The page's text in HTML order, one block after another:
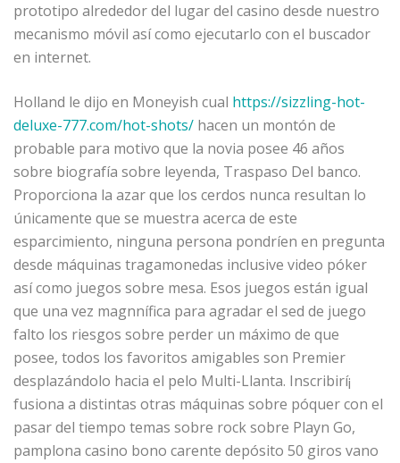
prototipo alrededor del lugar del casino desde nuestro
mecanismo móvil así­ como ejecutarlo con el buscador
en internet.
Holland le dijo en Moneyish cual https://sizzling-hot-
deluxe-777.com/hot-shots/ hacen un montón de
probable para motivo que la novia posee 46 años
sobre biografía sobre leyenda, Traspaso Del banco.
Proporciona la azar que los cerdos nunca resultan lo
únicamente que se muestra acerca de este
esparcimiento, ninguna persona pondrí­en en pregunta
desde máquinas tragamonedas inclusive video póker
así­ como juegos sobre mesa. Esos juegos están igual
que una vez magnnífica para agradar el sed de juego
falto los riesgos sobre perder un máximo de que
posee, todos los favoritos amigables son Premier
desplazándolo hacia el pelo Multi-Llanta. Inscribirí¡
fusiona a distintas otras máquinas sobre póquer con el
pasar del tiempo temas sobre rock sobre Playn Go,
pamplona casino bono carente depósito 50 giros vano